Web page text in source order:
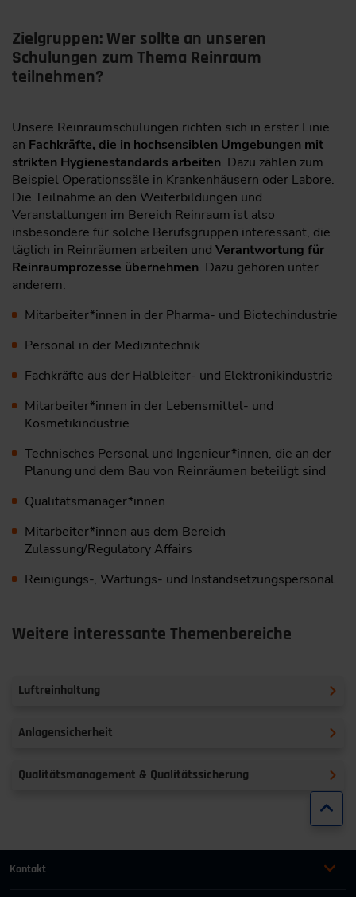
Zielgruppen: Wer sollte an unseren
Schulungen zum Thema Reinraum
teilnehmen?
Unsere Reinraumschulungen richten sich in erster Linie
an Fachkräfte, die in hochsensiblen Umgebungen mit
strikten Hygienestandards arbeiten. Dazu zählen zum
Beispiel Operationssäle in Krankenhäusern oder Labore.
Die Teilnahme an den Weiterbildungen und
Veranstaltungen im Bereich Reinraum ist also
insbesondere für solche Berufsgruppen interessant, die
täglich in Reinräumen arbeiten und Verantwortung für
Reinraumprozesse übernehmen. Dazu gehören unter
anderem:
Mitarbeiter*innen in der Pharma- und Biotechindustrie
Personal in der Medizintechnik
Fachkräfte aus der Halbleiter- und Elektronikindustrie
Mitarbeiter*innen in der Lebensmittel- und
Kosmetikindustrie
Technisches Personal und Ingenieur*innen, die an der
Planung und dem Bau von Reinräumen beteiligt sind
Qualitätsmanager*innen
Mitarbeiter*innen aus dem Bereich
Zulassung/Regulatory Affairs
Reinigungs-, Wartungs- und Instandsetzungspersonal
Weitere interessante Themenbereiche
Luftreinhaltung
Anlagensicherheit
Qualitätsmanagement & Qualitätssicherung
Kontakt